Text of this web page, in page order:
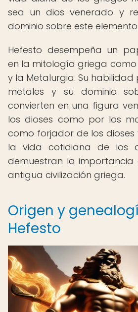
sea un dios venerado y
dominio sobre este
Hefesto desempeña un
en la mitología griega como
y la Metalurgia. Su
metales y su dominio
convierten en una figura
los dioses como por los
como forjador de los dioses
la vida cotidiana de los
demuestran la importancia
antigua civilización griega.
Origen y
Hefesto